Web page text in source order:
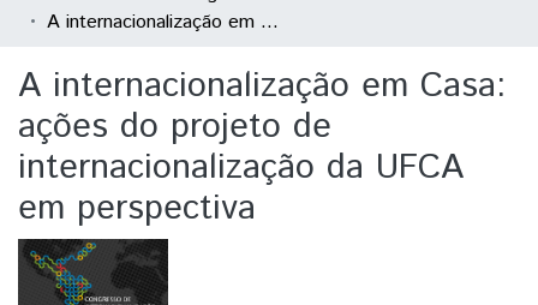
All of DSpace
A internacionalização em Casa: ações do projeto de internacionalização da UFCA em perspectiva
A internacionalização em Casa:
ações do projeto de
internacionalização da UFCA
em perspectiva